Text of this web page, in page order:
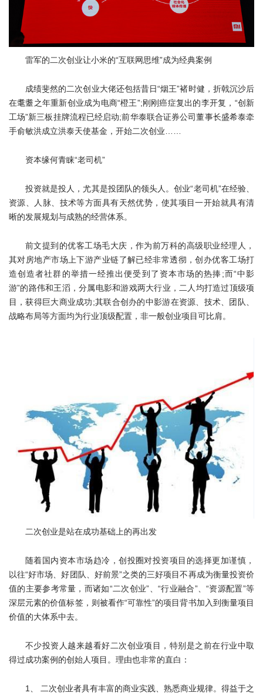
雷军的二次创业让小米的“互联网思维”成为经典案例
成绩斐然的二次创业大佬还包括昔日“烟王”褚时健，折戟沉沙后
在耄耋之年重新创业成为电商“橙王”;刚刚癌症复出的李开复，“创新
工场”新三板挂牌流程已经启动;前华泰联合证券公司董事长盛希泰牵
手俞敏洪成立洪泰天使基金，开始二次创业……
资本缘何青睐“老司机”
投资就是投人，尤其是投团队的领头人。创业“老司机”在经验、
资源、人脉、技术等方面具有天然优势，使其项目一开始就具有清
晰的发展规划与成熟的经营体系。
前文提到的优客工场毛大庆，作为前万科的高级职业经理人，
其对房地产市场上下游产业链了解已经非常透彻，创办优客工场打
造创造者社群的举措一经推出便受到了资本市场的热捧;而“中影
游”的路伟和王滔，分属电影和游戏两大行业，二人均打造过顶级项
目，获得巨大商业成功;其联合创办的中影游在资源、技术、团队、
战略布局等方面均为行业顶级配置，非一般创业项目可比肩。
二次创业是站在成功基础上的再出发
随着国内资本市场趋冷，创投圈对投资项目的选择更加谨慎，
以往“好市场、好团队、好前景”之类的三好项目不再成为衡量投资价
值的主要参考常量，而诸如“二次创业”、“行业融合”、“资源配置”等
深层元素的价值标签，则被看作“可靠性”的项目背书加入到衡量项目
价值的大体系中去。
不少投资人越来越看好二次创业项目，特别是之前在行业中取
得过成功案例的创始人项目。理由也非常的直白：
1、 二次创业者具有丰富的商业实践、熟悉商业规律。得益于之